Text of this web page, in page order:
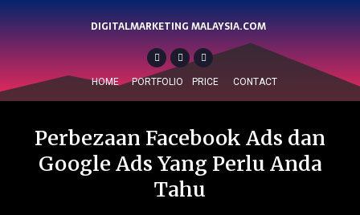
DIGITALMARKETING MALAYSIA.COM
HOME PORTFOLIO PRICE CONTACT
Perbezaan Facebook Ads dan
Google Ads Yang Perlu Anda
Tahu